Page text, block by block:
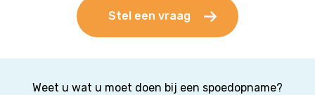
Stel een vraag
Weet u wat u moet doen bij een spoedopname?